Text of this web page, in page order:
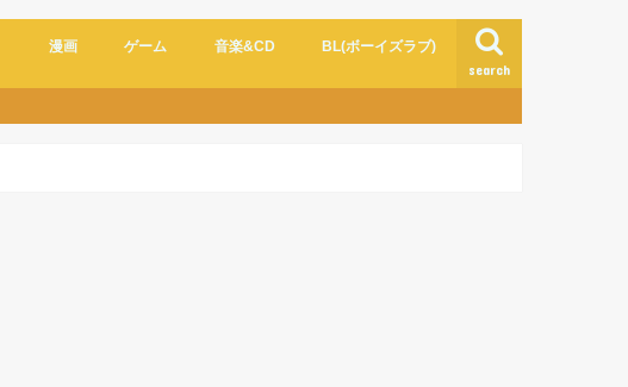
search
漫画 ゲーム 音楽&CD BL(ボーイズラブ)